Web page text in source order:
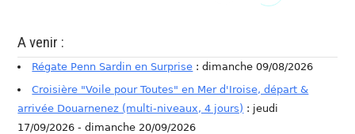
A venir :
Régate Penn Sardin en Surprise : dimanche 09/08/2026
Croisière "Voile pour Toutes" en Mer d'Iroise, départ &
arrivée Douarnenez (multi-niveaux, 4 jours) : jeudi
17/09/2026 - dimanche 20/09/2026